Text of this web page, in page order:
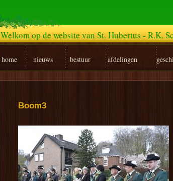
Boom3
Welkom op de website van St. Hubertus - R.K.
home nieuws bestuur afdelingen